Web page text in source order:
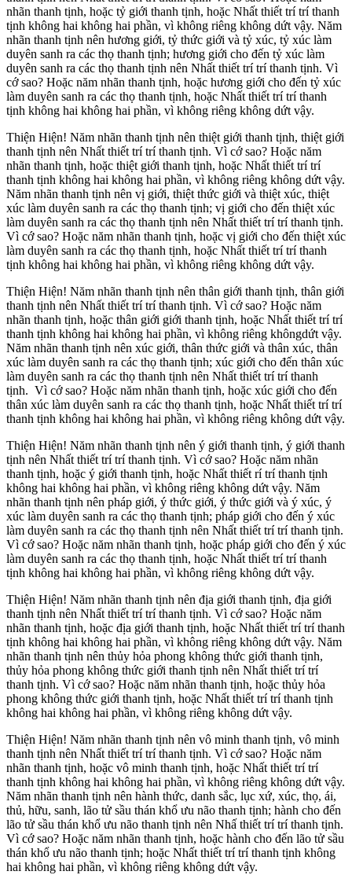
nhãn thanh tịnh, hoặc tỷ giới thanh tịnh, hoặc Nhất thiết trí trí thanh
tịnh không hai không hai phần, vì không riêng không dứt vậy. Năm
nhãn thanh tịnh nên hương giới, tỷ thức giới và tỷ xúc, tỷ xúc làm
duyên sanh ra các thọ thanh tịnh; hương giới cho đến tỷ xúc làm
duyên sanh ra các thọ thanh tịnh nên Nhất thiết trí trí thanh tịnh. Vì
cớ sao? Hoặc năm nhãn thanh tịnh, hoặc hương giới cho đến tỷ xúc
làm duyên sanh ra các thọ thanh tịnh, hoặc Nhất thiết trí trí thanh
tịnh không hai không hai phần, vì không riêng không dứt vậy.
Thiện Hiện! Năm nhãn thanh tịnh nên thiệt giới thanh tịnh, thiệt giới
thanh tịnh nên Nhất thiết trí trí thanh tịnh. Vì cớ sao? Hoặc năm
nhãn thanh tịnh, hoặc thiệt giới thanh tịnh, hoặc Nhất thiết trí trí
thanh tịnh không hai không hai phần, vì không riêng không dứt vậy.
Năm nhãn thanh tịnh nên vị giới, thiệt thức giới và thiệt xúc, thiệt
xúc làm duyên sanh ra các thọ thanh tịnh; vị giới cho đến thiệt xúc
làm duyên sanh ra các thọ thanh tịnh nên Nhất thiết trí trí thanh tịnh.
Vì cớ sao? Hoặc năm nhãn thanh tịnh, hoặc vị giới cho đến thiệt xúc
làm duyên sanh ra các thọ thanh tịnh, hoặc Nhất thiết trí trí thanh
tịnh không hai không hai phần, vì không riêng không dứt vậy.
Thiện Hiện! Năm nhãn thanh tịnh nên thân giới thanh tịnh, thân giới
thanh tịnh nên Nhất thiết trí trí thanh tịnh. Vì cớ sao? Hoặc năm
nhãn thanh tịnh, hoặc thân giới giới thanh tịnh, hoặc Nhất thiết trí trí
thanh tịnh không hai không hai phần, vì không riêng khôngdứt vậy.
Năm nhãn thanh tịnh nên xúc giới, thân thức giới và thân xúc, thân
xúc làm duyên sanh ra các thọ thanh tịnh; xúc giới cho đến thân xúc
làm duyên sanh ra các thọ thanh tịnh nên Nhất thiết trí trí thanh
tịnh. Vì cớ sao? Hoặc năm nhãn thanh tịnh, hoặc xúc giới cho đến
thân xúc làm duyên sanh ra các thọ thanh tịnh, hoặc Nhất thiết trí trí
thanh tịnh không hai không hai phần, vì không riêng không dứt vậy.
Thiện Hiện! Năm nhãn thanh tịnh nên ý giới thanh tịnh, ý giới thanh
tịnh nên Nhất thiết trí trí thanh tịnh. Vì cớ sao? Hoặc năm nhãn
thanh tịnh, hoặc ý giới thanh tịnh, hoặc Nhất thiết rí trí thanh tịnh
không hai không hai phần, vì không riêng không dứt vậy. Năm
nhãn thanh tịnh nên pháp giới, ý thức giới, ý thức giới và ý xúc, ý
xúc làm duyên sanh ra các thọ thanh tịnh; pháp giới cho đến ý xúc
làm duyên sanh ra các thọ thanh tịnh nên Nhất thiết trí trí thanh tịnh.
Vì cớ sao? Hoặc năm nhãn thanh tịnh, hoặc pháp giới cho đến ý xúc
làm duyên sanh ra các thọ thanh tịnh, hoặc Nhất thiết trí trí thanh
tịnh không hai không hai phần, vì không riêng không dứt vậy.
Thiện Hiện! Năm nhãn thanh tịnh nên địa giới thanh tịnh, địa giới
thanh tịnh nên Nhất thiết trí trí thanh tịnh. Vì cớ sao? Hoặc năm
nhãn thanh tịnh, hoặc địa giới thanh tịnh, hoặc Nhất thiết trí trí thanh
tịnh không hai không hai phần, vì không riêng không dứt vậy. Năm
nhãn thanh tịnh nên thủy hỏa phong không thức giới thanh tịnh,
thủy hỏa phong không thức giới thanh tịnh nên Nhất thiết trí trí
thanh tịnh. Vì cớ sao? Hoặc năm nhãn thanh tịnh, hoặc thủy hỏa
phong không thức giới thanh tịnh, hoặc Nhất thiết trí trí thanh tịnh
không hai không hai phần, vì không riêng không dứt vậy.
Thiện Hiện! Năm nhãn thanh tịnh nên vô minh thanh tịnh, vô minh
thanh tịnh nên Nhất thiết trí trí thanh tịnh. Vì cớ sao? Hoặc năm
nhãn thanh tịnh, hoặc vô minh thanh tịnh, hoặc Nhất thiết trí trí
thanh tịnh không hai không hai phần, vì không riêng không dứt vậy.
Năm nhãn thanh tịnh nên hành thức, danh sắc, lục xứ, xúc, thọ, ái,
thủ, hữu, sanh, lão tử sầu thán khổ ưu não thanh tịnh; hành cho đến
lão tử sầu thán khổ ưu não thanh tịnh nên Nhấ thiết trí trí thanh tịnh.
Vì cớ sao? Hoặc năm nhãn thanh tịnh, hoặc hành cho đến lão tử sầu
thán khổ ưu não thanh tịnh; hoặc Nhất thiết trí trí thanh tịnh không
hai không hai phần, vì không riêng không dứt vậy.